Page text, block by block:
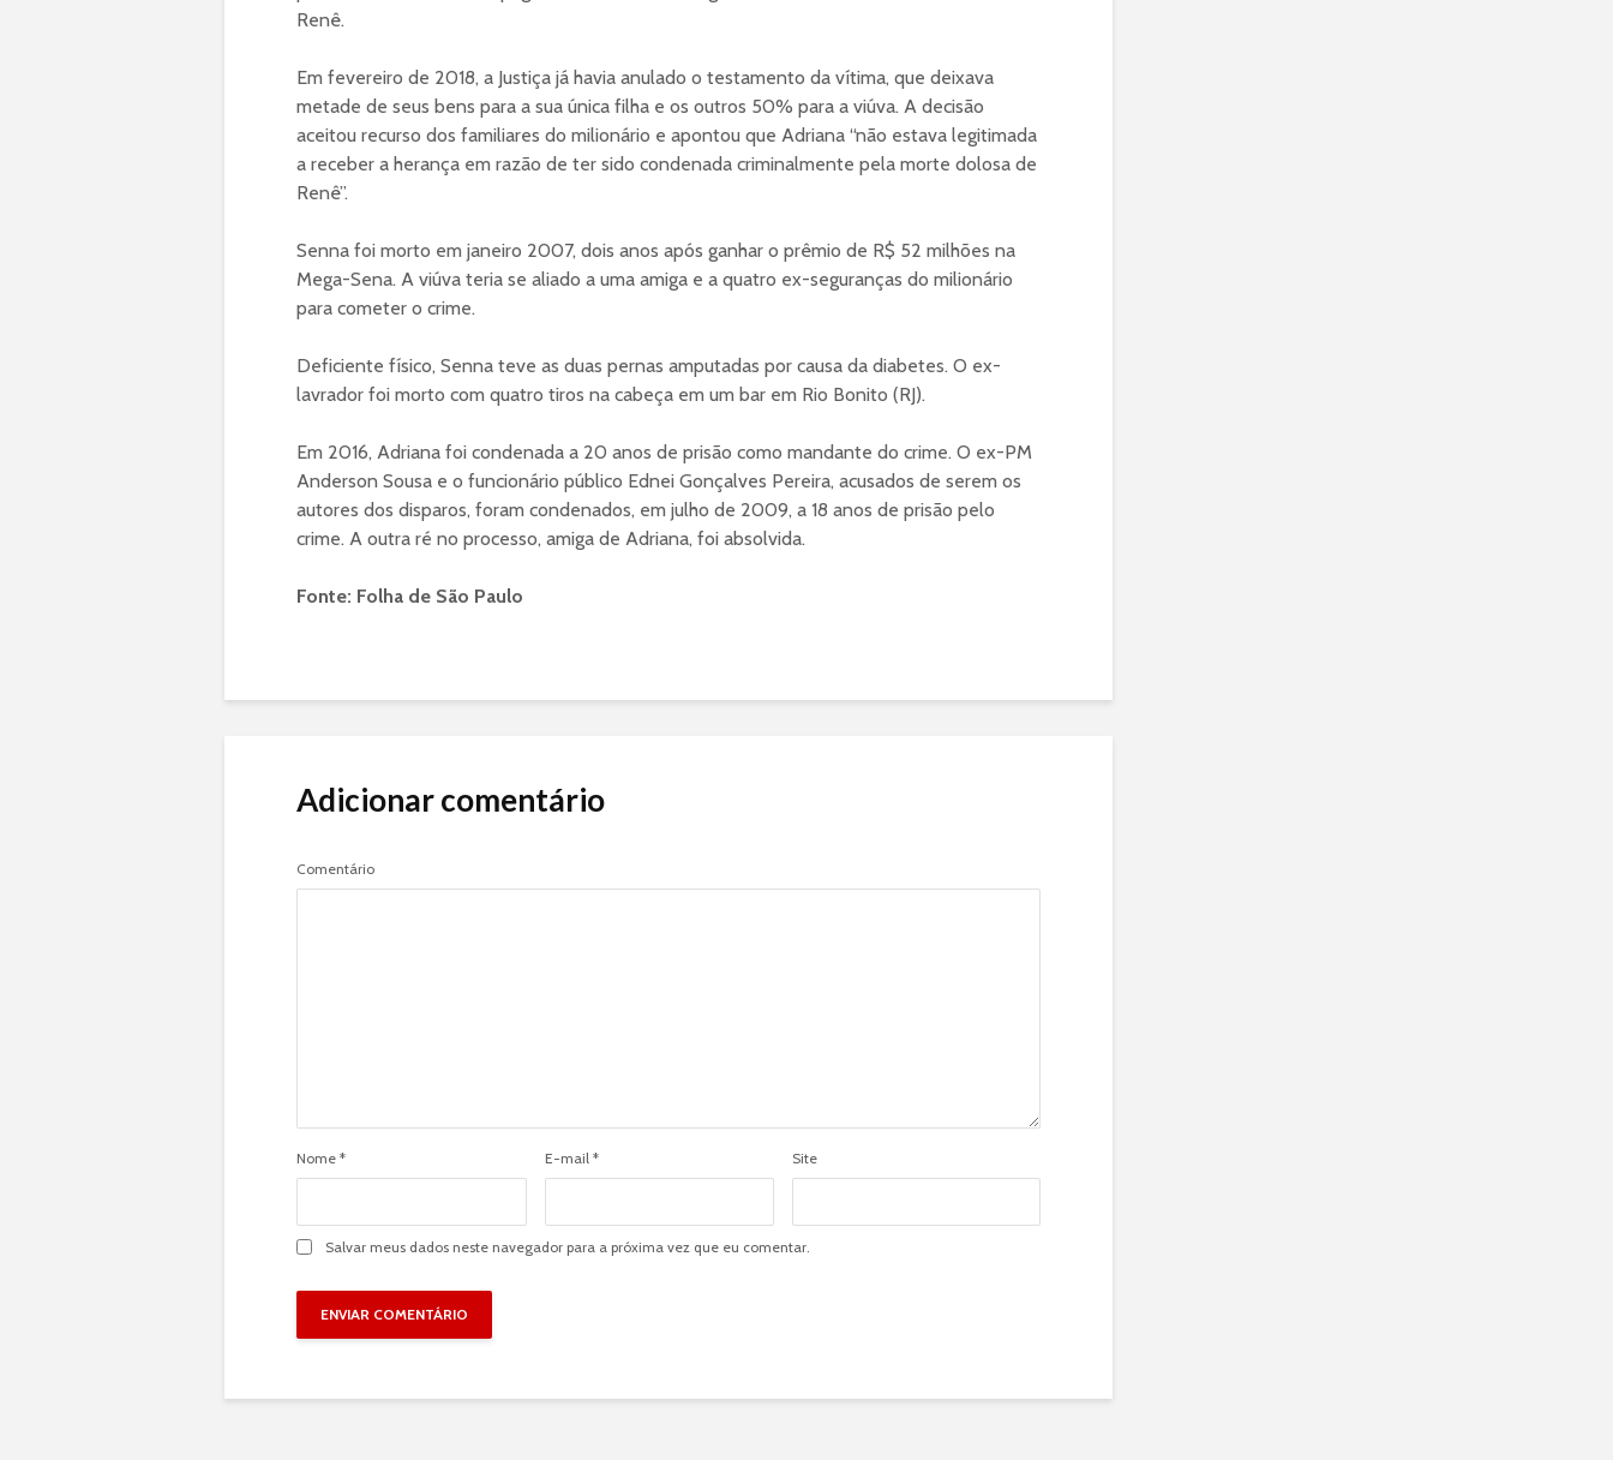
Renê.
Em fevereiro de 2018, a Justiça já havia anulado o testamento da vítima, que deixava
metade de seus bens para a sua única filha e os outros 50% para a viúva. A decisão
aceitou recurso dos familiares do milionário e apontou que Adriana “não estava legitimada
a receber a herança em razão de ter sido condenada criminalmente pela morte dolosa de
Renê”.
Senna foi morto em janeiro 2007, dois anos após ganhar o prêmio de R$ 52 milhões na
Mega-Sena. A viúva teria se aliado a uma amiga e a quatro ex-seguranças do milionário
para cometer o crime.
Deficiente físico, Senna teve as duas pernas amputadas por causa da diabetes. O ex-
lavrador foi morto com quatro tiros na cabeça em um bar em Rio Bonito (RJ).
Em 2016, Adriana foi condenada a 20 anos de prisão como mandante do crime. O ex-PM
Anderson Sousa e o funcionário público Ednei Gonçalves Pereira, acusados de serem os
autores dos disparos, foram condenados, em julho de 2009, a 18 anos de prisão pelo
crime. A outra ré no processo, amiga de Adriana, foi absolvida.
Fonte: Folha de São Paulo
Adicionar comentário
Comentário
Nome * E-mail * Site
Salvar meus dados neste navegador para a próxima vez que eu comentar.